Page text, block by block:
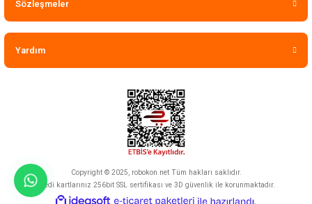
Sözleşmeler
Yardım
Copyright © 2025, robokon.net Tüm hakları saklıdır.
Kredi kartlarınız 256bit SSL sertifikası ve 3D güvenlik ile korunmaktadır.
ideasoft
e-